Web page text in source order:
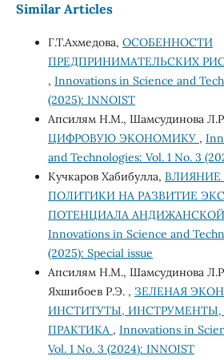
Similar Articles
Г.Т.Ахмедова, ОСОБЕННОСТИ
ПРЕДПРИНИМАТЕЛЬСКИХ
, Innovations in Science and
(2025): INNOIST
Апсилям Н.М., Шамсудинова
ЦИФРОВУЮ ЭКОНОМИКУ ,
and Technologies: Vol. 1 No. 3
Кучкаров Хабибулла, ВЛИЯНИЕ
ПОЛИТИКИ НА РАЗВИТИЕ
ПОТЕНЦИАЛА
Innovations in Science and
(2025): Special issue
Апсилям Н.М., Шамсудинова
Яхшибоев Р.Э. , ЗЕЛЕНАЯ
ИНСТИТУТЫ,
ПРАКТИКА , Innovations in
Vol. 1 No. 3 (2024): INNOIST